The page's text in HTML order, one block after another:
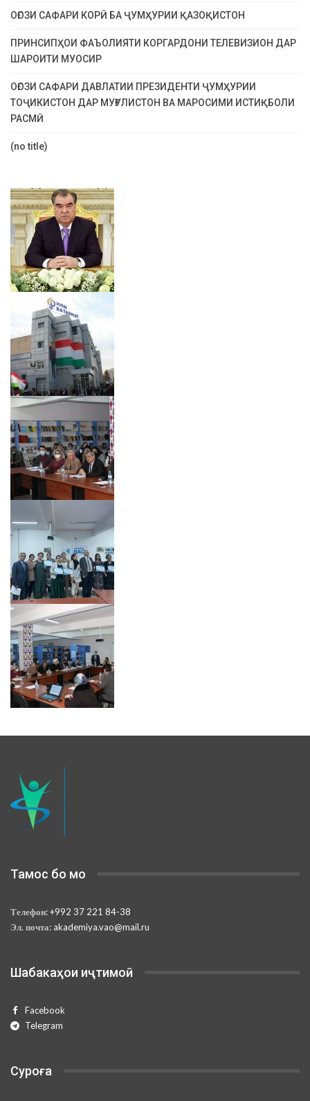
ОҒОЗИ САФАРИ КОРӢ БА ҶУМҲУРИИ ҚАЗОҚИСТОН
ПРИНСИПҲОИ ФАЪОЛИЯТИ КОРГАРДОНИ ТЕЛЕВИЗИОН ДАР
ШАРОИТИ МУОСИР
ОҒОЗИ САФАРИ ДАВЛАТИИ ПРЕЗИДЕНТИ ҶУМҲУРИИ
ТОҶИКИСТОН ДАР МУҒУЛИСТОН ВА МАРОСИМИ ИСТИҚБОЛИ
РАСМӢ
(no title)
Тамос бо мо
Телефон:+992 37 221 84-38
Эл. почта: akademiya.vao@mail.ru
Шабакаҳои иҷтимоӣ
Facebook
Telegram
Суроға